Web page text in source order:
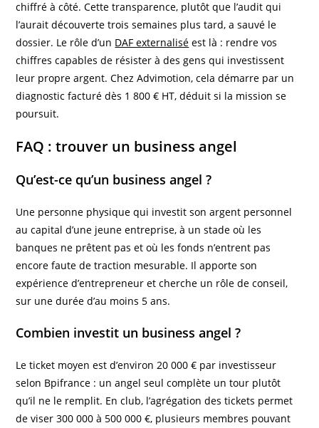
chiffré à côté. Cette transparence, plutôt que l’audit qui
l’aurait découverte trois semaines plus tard, a sauvé le
dossier. Le rôle d’un DAF externalisé est là : rendre vos
chiffres capables de résister à des gens qui investissent
leur propre argent. Chez Advimotion, cela démarre par un
diagnostic facturé dès 1 800 € HT, déduit si la mission se
poursuit.
FAQ : trouver un business angel
Qu’est-ce qu’un business angel ?
Une personne physique qui investit son argent personnel
au capital d’une jeune entreprise, à un stade où les
banques ne prêtent pas et où les fonds n’entrent pas
encore faute de traction mesurable. Il apporte son
expérience d’entrepreneur et cherche un rôle de conseil,
sur une durée d’au moins 5 ans.
Combien investit un business angel ?
Le ticket moyen est d’environ 20 000 € par investisseur
selon Bpifrance : un angel seul complète un tour plutôt
qu’il ne le remplit. En club, l’agrégation des tickets permet
de viser 300 000 à 500 000 €, plusieurs membres pouvant